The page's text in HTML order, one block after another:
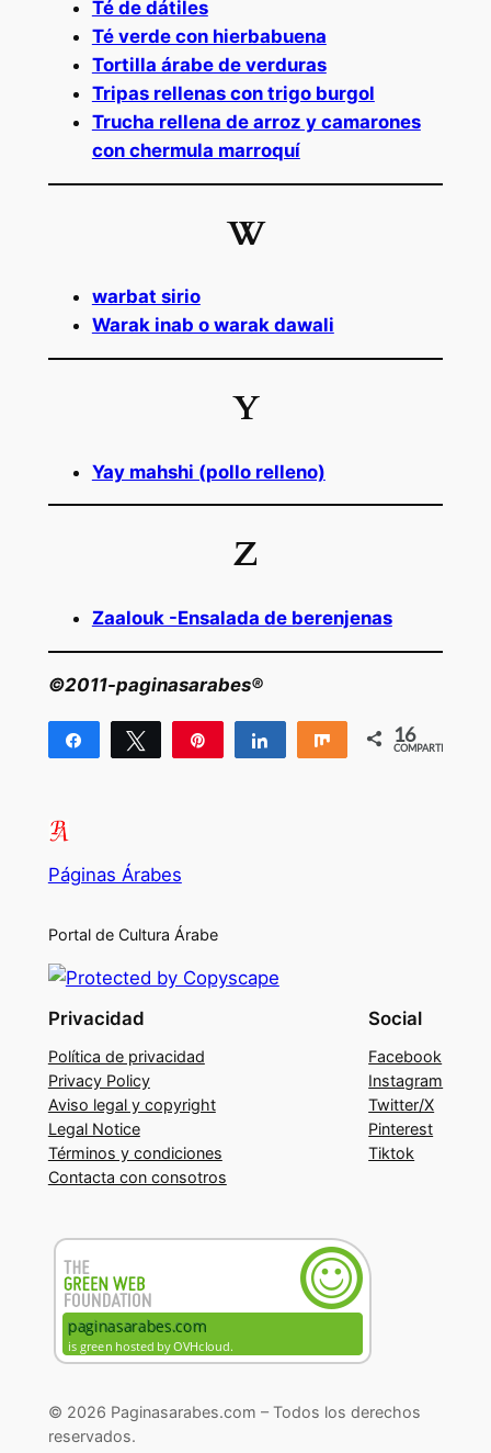
Té de dátiles
Té verde con hierbabuena
Tortilla árabe de verduras
Tripas rellenas con trigo burgol
Trucha rellena de arroz y camarones
con chermula marroquí
W
warbat sirio
Warak inab o warak dawali
Y
Yay mahshi (pollo relleno)
Z
Zaalouk -Ensalada de berenjenas
©2011-paginasarabes®
Compartir Twittear Compartir Compartir
16
COMPARTIR
Páginas Árabes
Portal de Cultura Árabe
Privacidad
Política de privacidad
Privacy Policy
Aviso legal y copyright
Legal Notice
Términos y condiciones
Contacta con consotros
Social
Facebook
Instagram
Twitter/X
Pinterest
Tiktok
© 2026 Paginasarabes.com – Todos los derechos
reservados.